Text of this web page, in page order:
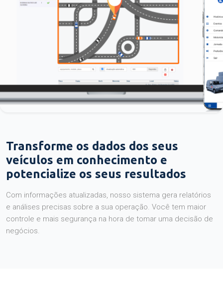
Transforme os dados dos seus
veículos em conhecimento e
potencialize os seus resultados
Com informações atualizadas, nosso sistema gera relatórios
e análises precisas sobre a sua operação. Você tem maior
controle e mais segurança na hora de tomar uma decisão de
negócios.